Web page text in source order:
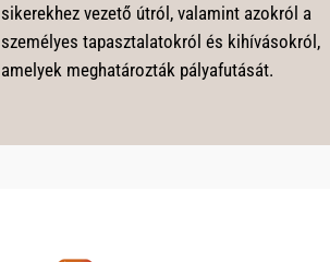
sikerekhez vezető útról, valamint azokról a
személyes tapasztalatokról és kihívásokról,
amelyek meghatározták pályafutását.